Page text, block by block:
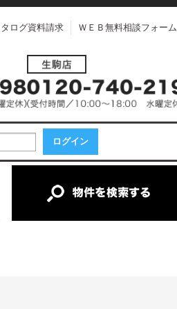
ログ資料請求 ＷＥＢ無料相談フォーム